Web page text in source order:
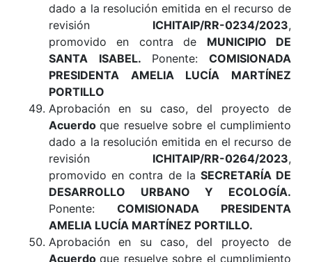
dado a la resolución emitida en el recurso de
revisión ICHITAIP/RR-0234/2023,
promovido en contra de MUNICIPIO DE
SANTA ISABEL. Ponente: COMISIONADA
PRESIDENTA AMELIA LUCÍA MARTÍNEZ
PORTILLO
Aprobación en su caso, del proyecto de
Acuerdoque resuelve sobre el cumplimiento
dado a la resolución emitida en el recurso de
revisión ICHITAIP/RR-0264/2023,
promovido en contra de la SECRETARÍA DE
DESARROLLO URBANO Y ECOLOGÍA.
Ponente: COMISIONADA PRESIDENTA
AMELIA LUCÍA MARTÍNEZ PORTILLO.
Aprobación en su caso, del proyecto de
Acuerdoque resuelve sobre el cumplimiento